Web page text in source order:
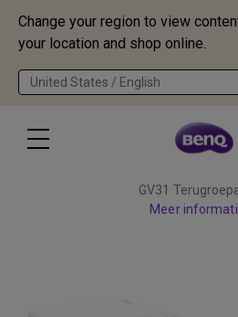
Change your region to view
your location and shop online.
United States / English
GV31
Meer